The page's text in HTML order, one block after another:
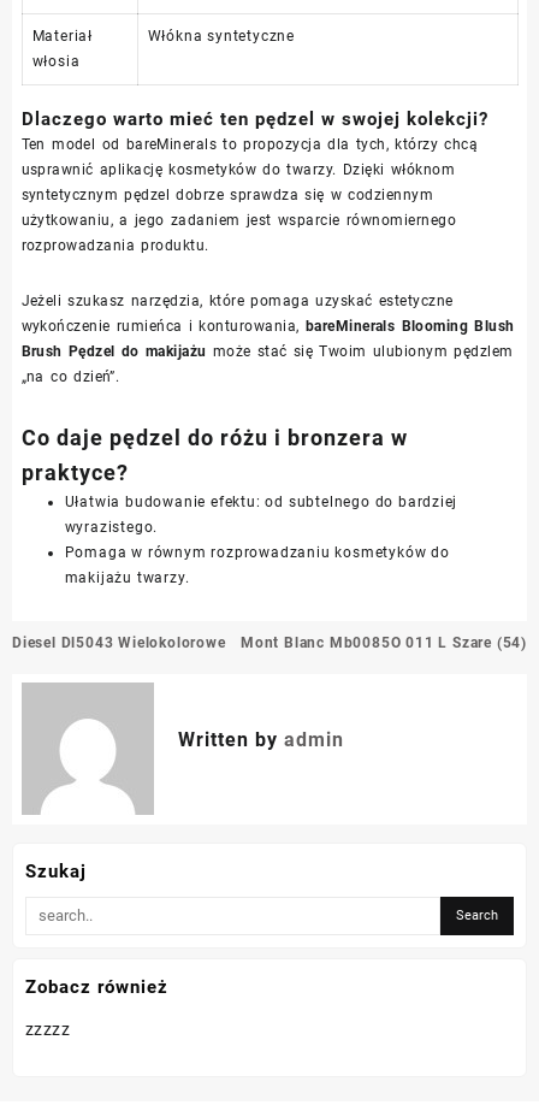
Materiał
włosia
Włókna syntetyczne
Dlaczego warto mieć ten pędzel w swojej kolekcji?
Ten model od bareMinerals to propozycja dla tych, którzy chcą
usprawnić aplikację kosmetyków do twarzy. Dzięki włóknom
syntetycznym pędzel dobrze sprawdza się w codziennym
użytkowaniu, a jego zadaniem jest wsparcie równomiernego
rozprowadzania produktu.
Jeżeli szukasz narzędzia, które pomaga uzyskać estetyczne
wykończenie rumieńca i konturowania, bareMinerals Blooming Blush
Brush Pędzel do makijażu może stać się Twoim ulubionym pędzlem
„na co dzień”.
Co daje pędzel do różu i bronzera w
praktyce?
Ułatwia budowanie efektu: od subtelnego do bardziej
wyrazistego.
Pomaga w równym rozprowadzaniu kosmetyków do
makijażu twarzy.
Nawigacja
Diesel Dl5043 Wielokolorowe Mont Blanc Mb0085O 011 L Szare (54)
Written by admin
Szukaj
Zobacz również
zzzzz